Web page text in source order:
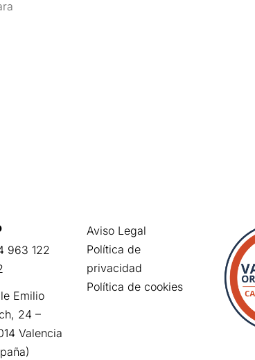
963 122
Emilio
24 –
Valencia
Aviso Legal
Política de
privacidad
Política de cookies